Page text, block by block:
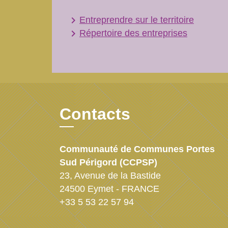
keyboard_arrow_right Entreprendre sur le territoire
keyboard_arrow_right Répertoire des entreprises
Contacts
Communauté de Communes Portes
Sud Périgord (CCPSP)
23, Avenue de la Bastide
24500 Eymet - FRANCE
+33 5 53 22 57 94